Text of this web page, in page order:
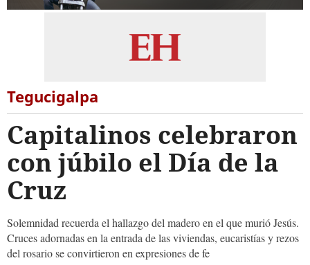
Tegucigalpa
Capitalinos celebraron
con júbilo el Día de la
Cruz
Solemnidad recuerda el hallazgo del madero en el que murió Jesús.
Cruces adornadas en la entrada de las viviendas, eucaristías y rezos
del rosario se convirtieron en expresiones de fe